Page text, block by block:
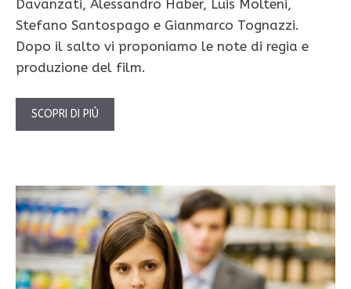
Davanzati, Alessandro Haber, Luis Molteni,
Stefano Santospago e Gianmarco Tognazzi.
Dopo il salto vi proponiamo le note di regia e
produzione del film.
SCOPRI DI PIÙ